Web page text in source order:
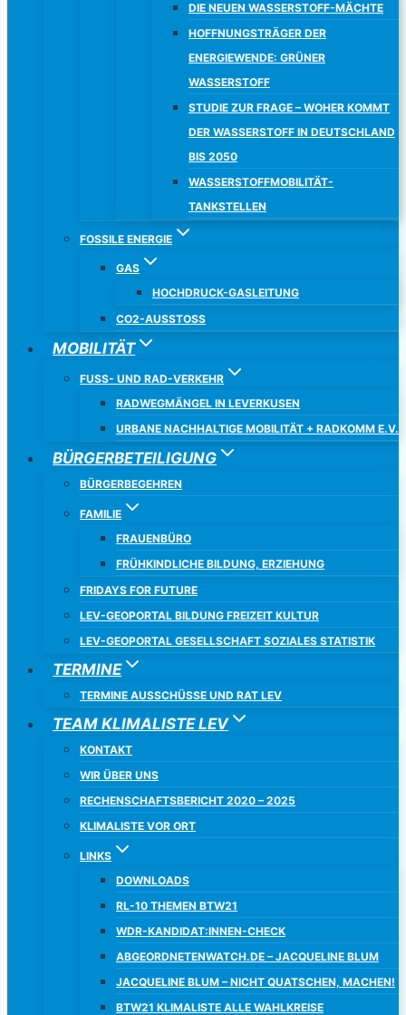
DIE NEUEN WASSERSTOFF-MÄCHTE
HOFFNUNGSTRÄGER DER
ENERGIEWENDE: GRÜNER
WASSERSTOFF
STUDIE ZUR FRAGE – WOHER KOMMT
DER WASSERSTOFF IN DEUTSCHLAND
BIS 2050
WASSERSTOFFMOBILITÄT-
TANKSTELLEN
FOSSILE ENERGIE
GAS
HOCHDRUCK-GASLEITUNG
CO2-AUSSTOSS
MOBILITÄT
FUSS- UND RAD-VERKEHR
RADWEGMÄNGEL IN LEVERKUSEN
URBANE NACHHALTIGE MOBILITÄT + RADKOMM E.V.
BÜRGERBETEILIGUNG
BÜRGERBEGEHREN
FAMILIE
FRAUENBÜRO
FRÜHKINDLICHE BILDUNG, ERZIEHUNG
FRIDAYS FOR FUTURE
LEV-GEOPORTAL BILDUNG FREIZEIT KULTUR
LEV-GEOPORTAL GESELLSCHAFT SOZIALES STATISTIK
TERMINE
TERMINE AUSSCHÜSSE UND RAT LEV
TEAM KLIMALISTE LEV
KONTAKT
WIR ÜBER UNS
RECHENSCHAFTSBERICHT 2020 – 2025
KLIMALISTE VOR ORT
LINKS
DOWNLOADS
RL-10 THEMEN BTW21
WDR-KANDIDAT:INNEN-CHECK
ABGEORDNETENWATCH.DE – JACQUELINE BLUM
JACQUELINE BLUM – NICHT QUATSCHEN, MACHEN!
BTW21 KLIMALISTE ALLE WAHLKREISE